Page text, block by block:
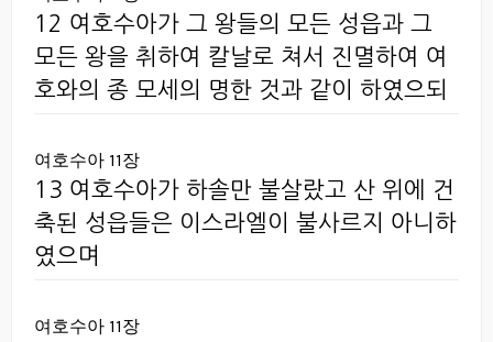
12 여호수아가 그 왕들의 모든 성읍과 그
모든 왕을 취하여 칼날로 쳐서 진멸하여 여
호와의 종 모세의 명한 것과 같이 하였으되
여호수아 11장
13 여호수아가 하솔만 불살랐고 산 위에 건
축된 성읍들은 이스라엘이 불사르지 아니하
였으며
여호수아 11장